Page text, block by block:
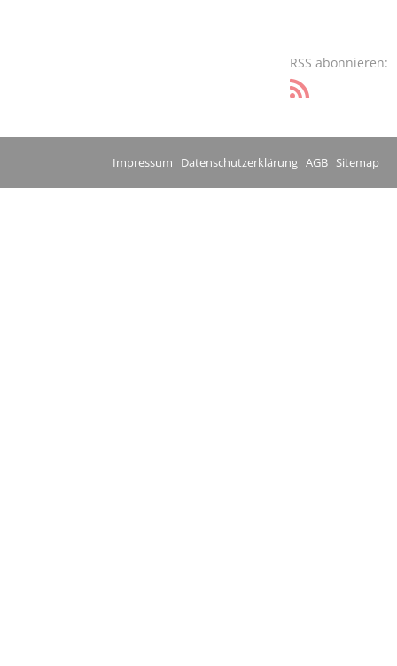
RSS abonnieren:
Impressum Datenschutzerklärung AGB Sitemap